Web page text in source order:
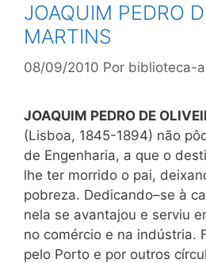
JOAQUIM PEDRO
MARTINS
08/09/2010 Por biblioteca-
JOAQUIM PEDRO DE
(Lisboa, 1845-1894) não
de Engenharia, a que o
lhe ter morrido o pai,
pobreza. Dedicando–se à
nela se avantajou e serviu
no comércio e na indústria.
pelo Porto e por outros